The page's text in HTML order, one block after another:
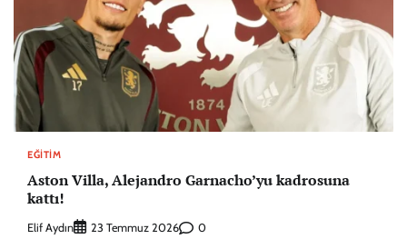
EĞITIM
Aston Villa, Alejandro Garnacho’yu kadrosuna
kattı!
Elif Aydın 23 Temmuz 2026 0